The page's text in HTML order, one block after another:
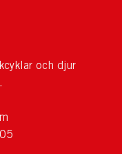
och djur